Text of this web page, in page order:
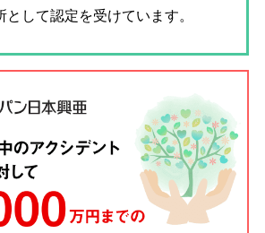
して認定を受けています。